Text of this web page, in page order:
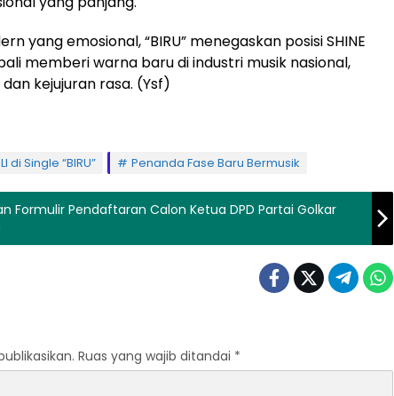
yang emosional, “BIRU” menegaskan posisi SHINE
memberi warna baru di industri musik nasional,
kejujuran rasa. (Ysf)
di Single “BIRU” Penanda Fase Baru Bermusik
Formulir Pendaftaran Calon Ketua DPD Partai Golkar
Ruas yang wajib ditandai *